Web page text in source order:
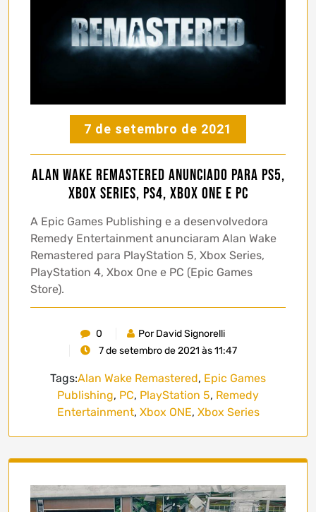
7 de setembro de 2021
Alan Wake Remastered anunciado para PS5,
Xbox Series, PS4, Xbox One e PC
A Epic Games Publishing e a desenvolvedora
Remedy Entertainment anunciaram Alan Wake
Remastered para PlayStation 5, Xbox Series,
PlayStation 4, Xbox One e PC (Epic Games
Store).
0
Por David Signorelli
7 de setembro de 2021 às 11:47
Tags:Alan Wake Remastered, Epic Games
Publishing, PC, PlayStation 5, Remedy
Entertainment, Xbox ONE, Xbox Series